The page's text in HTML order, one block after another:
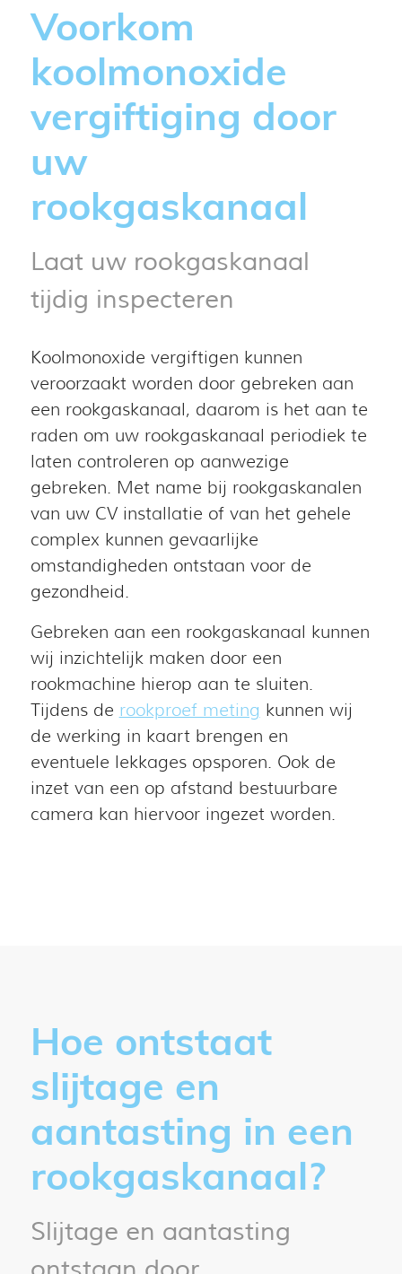
Voorkom
koolmonoxide
vergiftiging door
uw
rookgaskanaal
Laat uw rookgaskanaal
tijdig inspecteren
Koolmonoxide vergiftigen kunnen
veroorzaakt worden door gebreken aan
een rookgaskanaal, daarom is het aan te
raden om uw rookgaskanaal periodiek te
laten controleren op aanwezige
gebreken. Met name bij rookgaskanalen
van uw CV installatie of van het gehele
complex kunnen gevaarlijke
omstandigheden ontstaan voor de
gezondheid.
Gebreken aan een rookgaskanaal kunnen
wij inzichtelijk maken door een
rookmachine hierop aan te sluiten.
Tijdens de rookproef meting kunnen wij
de werking in kaart brengen en
eventuele lekkages opsporen. Ook de
inzet van een op afstand bestuurbare
camera kan hiervoor ingezet worden.
Hoe ontstaat
slijtage en
aantasting in een
rookgaskanaal?
Slijtage en aantasting